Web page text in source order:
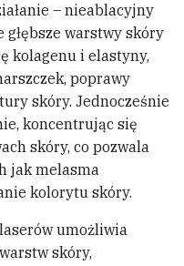
– nieablacyjny
warstwy skóry
kolagenu i elastyny,
poprawy
skóry. Jednocześnie
koncentrując się
skóry, co pozwala
jak melasma
kolorytu skóry.
umożliwia
skóry,